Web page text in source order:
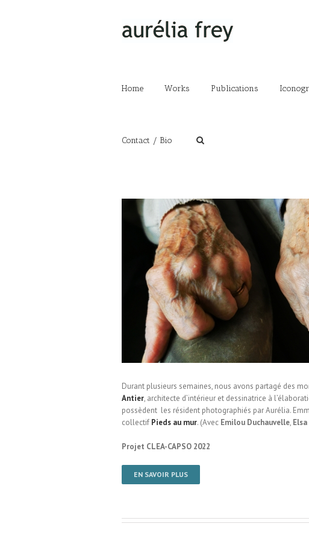
Home Works Publications
Contact / Bio
Durant plusieurs semaines, nous avons partagé des
Antier, architecte d’intérieur et dessinatrice à
possèdent les résident photographiés par Aurélia.
collectif Pieds au mur. (Avec Emilou Duchauvelle,
Projet CLEA-CAPSO 2022
EN SAVOIR PLUS